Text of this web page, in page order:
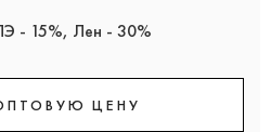
- 15%, Лен - 30%
ЦЕНУ